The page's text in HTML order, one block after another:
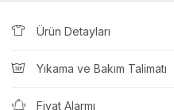
Ürün Detayları
Yıkama ve Bakım Talimatı
Fiyat Alarmı